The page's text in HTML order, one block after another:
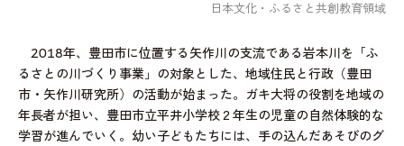
日本文化・ふるさと共創教育領域
2018年、豊田市に位置する矢作川の支流である岩本川を「ふ
るさとの川づくり事業」の対象とした、地域住民と行政（豊田
市・矢作川研究所）の活動が始まった。ガキ大将の役割を地域の
年長者が担い、豊田市立平井小学校２年生の児童の自然体験的な
学習が進んでいく。幼い子どもたちには、手の込んだあそびのグ